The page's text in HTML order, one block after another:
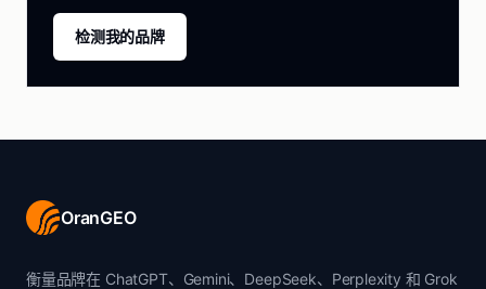
检测我的品牌
OranGEO
衡量品牌在 ChatGPT、Gemini、DeepSeek、Perplexity 和 Grok